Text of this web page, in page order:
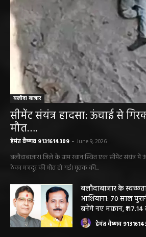
बलौदा बाजार
सीमेंट संयंत्र हादसा: ऊंचाई से
मौत….
हेमंत वैष्णव 9131614309 - June 9, 2026
बलौदाबाजार। जिले के ग्राम रवान स्थित एक सीमेंट
ठेका मजदूर की मौत हो गई। मृतक की...
बलौदाबाजार के
आशियाना: 70 साल
बनेंगे नए मकान,
हेमंत वैष्णव